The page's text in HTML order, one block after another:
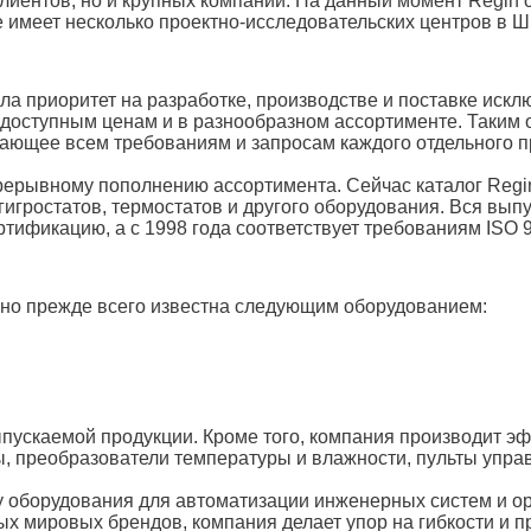
имеет несколько проектно-исследовательских центров в
приоритет на разработке, производстве и поставке
доступным ценам и в разнообразном ассортименте. Таким
всем требованиям и запросам каждого отдельного
пополнению ассортимента. Сейчас каталог
, термостатов и другого оборудования. Вся
, а с 1998 года соответствует требованиям ISO
но прежде всего известна следующим оборудованием:
продукции. Кроме того, компания производит
, преобразователи температуры и влажности, пульты
оборудования для автоматизации инженерных систем и
мировых брендов, компания делает упор на гибкости и